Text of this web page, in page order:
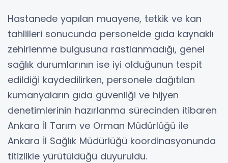
Hastanede yapılan muayene, tetkik ve kan
tahlilleri sonucunda personelde gıda kaynaklı
zehirlenme bulgusuna rastlanmadığı, genel
sağlık durumlarının ise iyi olduğunun tespit
edildiği kaydedilirken, personele dağıtılan
kumanyaların gıda güvenliği ve hijyen
denetimlerinin hazırlanma sürecinden itibaren
Ankara İl Tarım ve Orman Müdürlüğü ile
Ankara İl Sağlık Müdürlüğü koordinasyonunda
titizlikle yürütüldüğü duyuruldu.